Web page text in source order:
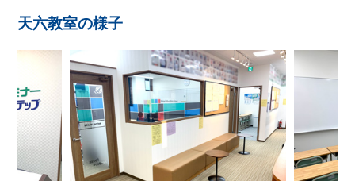
天六教室の様子